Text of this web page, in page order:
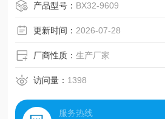
力
产品型号： BX32-9609
更新时间： 2026-07-28
厂商性质：生产厂家
访问量： 1398
服务热线